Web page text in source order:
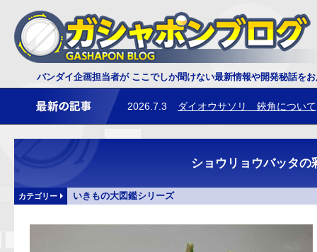
バンダイ企画担当者が ここでしか聞けない最新情報や開発秘話を
2026.7.3 ダイオウサソリ 鋏角について
ショウリョウバッタの
カテゴリー いきもの大図鑑シリーズ